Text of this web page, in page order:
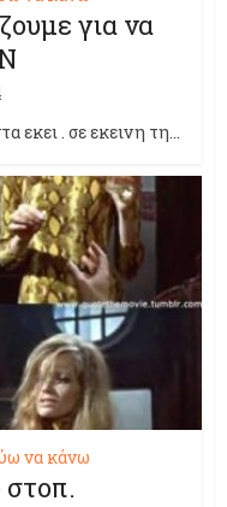
για να
εκει . σε εκεινη τη...
να κάνω
στοπ.